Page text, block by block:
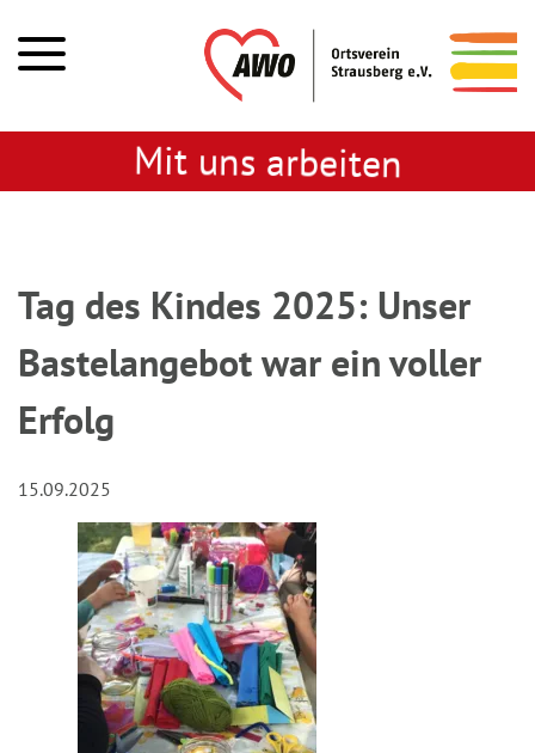
Mit uns arbeiten
Tag des Kindes 2025: Unser
Bastelangebot war ein voller
Erfolg
15.09.2025